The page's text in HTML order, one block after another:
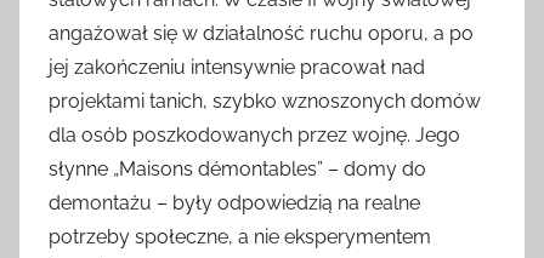
angażował się w działalność ruchu oporu, a po
jej zakończeniu intensywnie pracował nad
projektami tanich, szybko wznoszonych domów
dla osób poszkodowanych przez wojnę. Jego
słynne „Maisons démontables” – domy do
demontażu – były odpowiedzią na realne
potrzeby społeczne, a nie eksperymentem